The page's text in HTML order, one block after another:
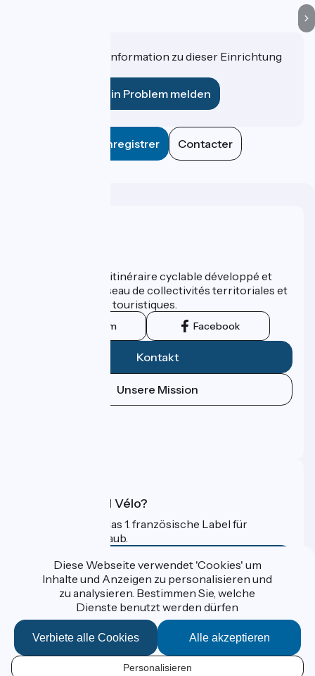
Haben Sie eine Information zu dieser Einrichtung
Ein Problem melden
Enregistrer Contacter
ViaRhôna est un itinéraire cyclable développé et
promu par un réseau de collectivités territoriales et
leurs institutions touristiques.
Instagram Facebook
Kontakt
Unsere Mission
Was ist Accueil Vélo?
Accueil Vélo ist das 1. französische Label für
Radfahrer im Urlaub.
Mehr erfahren
Gefördert im Rahmen von Destination France
Données personnelles
Diese Webseite verwendet 'Cookies' um
Inhalte und Anzeigen zu personalisieren und
zu analysieren. Bestimmen Sie, welche
Dienste benutzt werden dürfen
Alle akzeptieren
Verbiete alle Cookies
Personalisieren